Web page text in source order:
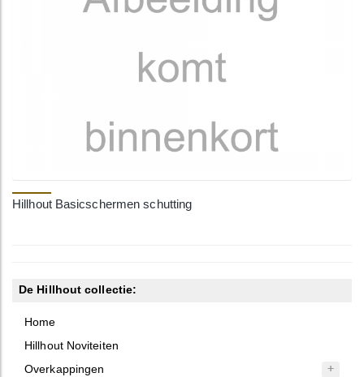
Hillhout Basicschermen schutting
De Hillhout collectie:
Home
Hillhout Noviteiten
Overkappingen